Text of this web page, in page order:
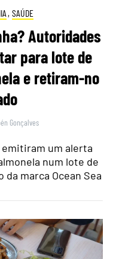
, SAÚDE
Autoridades
para lote de
e retiram-no
Gonçalves
um alerta
num lote de
da marca Ocean Sea